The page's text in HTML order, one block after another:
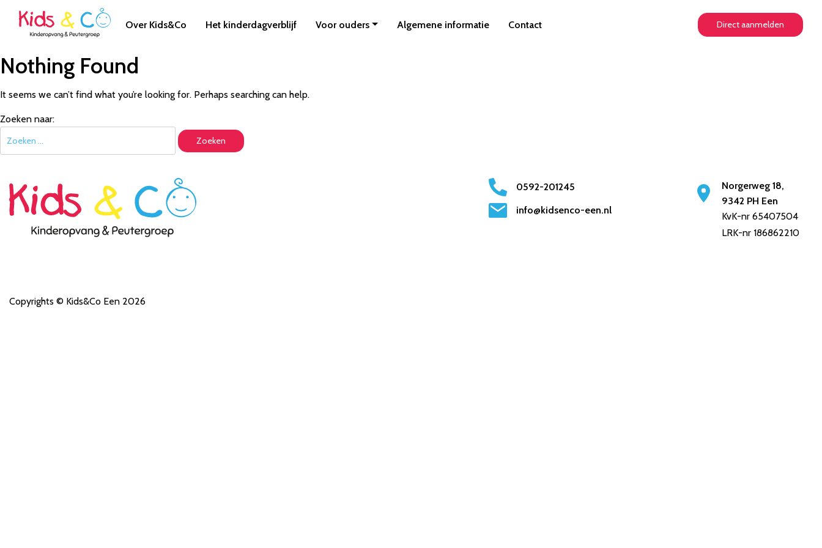
Over Kids&Co Het kinderdagverblijf Voor ouders Algemene informatie Contact Direct aanmelden
Nothing Found
It seems we can’t find what you’re looking for. Perhaps searching can help.
Zoeken naar:
0592-201245
info@kidsenco-een.nl
Norgerweg 18,
9342 PH Een
KvK-nr 65407504
LRK-nr 186862210
Copyrights © Kids&Co Een 2026